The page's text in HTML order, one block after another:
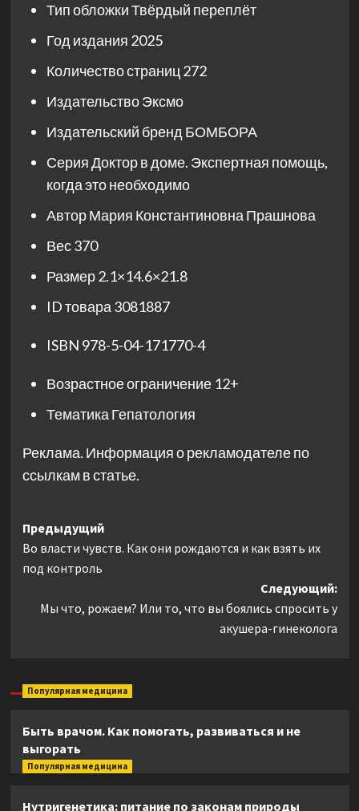
Тип обложкиТвёрдый переплёт
Год издания 2025
Количество страниц272
ИздательствоЭксмо
Издательский бренд БОМБОРА
СерияДоктор в доме. Экспертная помощь,
когда это необходимо
АвторМария Константиновна Прашнова
Вес370
Размер2.1×14.6×21.8
ID товара 3081887
ISBN 978-5-04-171770-4
Возрастное ограничение 12+
Тематика Гепатология
Реклама. Информация о рекламодателе по
ссылкам в статье.
Навигация
записи
Предыдущий
Во власти чувств. Как они рождаются и как взять их
под контроль
Следующий:
Мы что, рожаем? Или то, что вы боялись спросить у
акушера-гинеколога
Популярная медицина
Быть врачом. Как помогать, развиваться и не
выгорать
Популярная медицина
Нутригенетика: питание по законам природы